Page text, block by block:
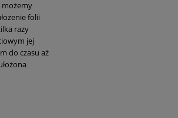
możemy
folii
razy
jej
do czasu aż